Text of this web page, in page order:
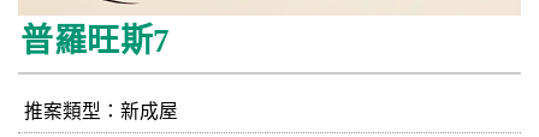
普羅旺斯7
推案類型：新成屋